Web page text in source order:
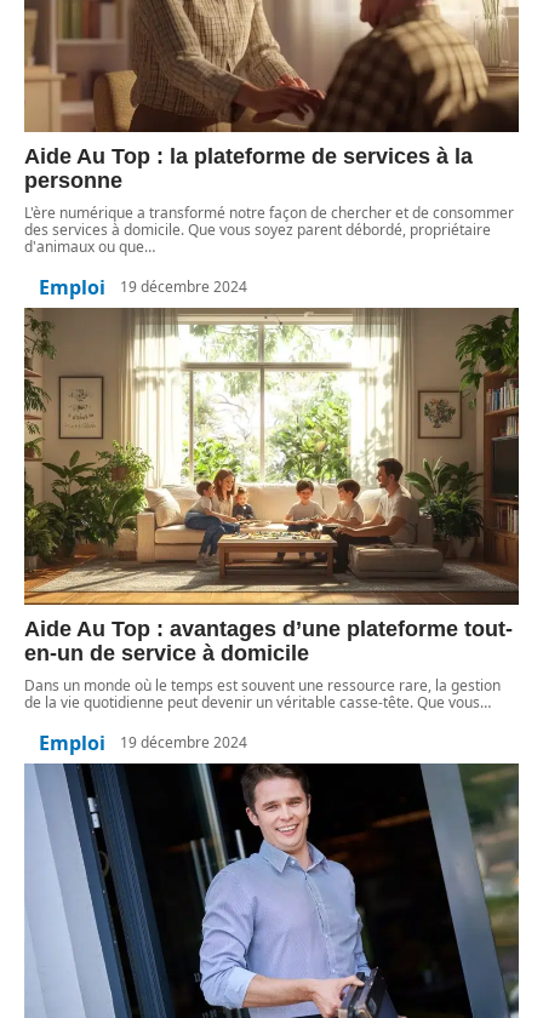
Aide Au Top : la plateforme de services à la
personne
L'ère numérique a transformé notre façon de chercher et de consommer
des services à domicile. Que vous soyez parent débordé, propriétaire
d'animaux ou que…
Emploi 19 décembre 2024
Aide Au Top : avantages d’une plateforme tout-
en-un de service à domicile
Dans un monde où le temps est souvent une ressource rare, la gestion
de la vie quotidienne peut devenir un véritable casse-tête. Que vous…
Emploi 19 décembre 2024